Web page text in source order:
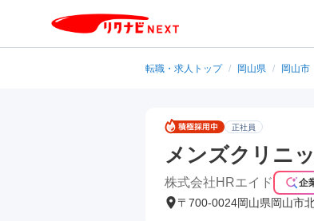
転職・求人トップ / 岡山県 / 岡山市
正社員
メンズクリニ
株式会社HRエイド 企
〒700-0024岡山県岡山市